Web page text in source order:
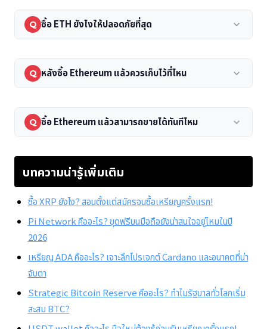
Q ซื้อ ETH ยังไงให้ปลอดภัยที่สุด keyboard_arrow_down
Q หลังซื้อ Ethereum แล้วควรเก็บไว้ที่ไหน keyboard_arrow_down
Q ซื้อ Ethereum แล้วสามารถขายได้ทันทีไหม keyboard_arrow_down
บทความน่ารู้เพิ่มเติม
ซื้อ XRP ยังไง? สอนตั้งแต่สมัครจนซื้อเหรียญครั้งแรก!
Pi Network คืออะไร? ขุดฟรีบนมือถือยังน่าสนใจอยู่ไหมในปี
2026
เหรียญ ADA คืออะไร? เจาะลึกโปรเจกต์ Cardano และอนาคตที่น่า
จับตา
Strategic Bitcoin Reserve คืออะไร? ทำไมรัฐบาลทั่วโลกเริ่ม
สะสม BTC?